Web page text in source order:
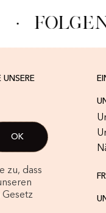
zu, dass